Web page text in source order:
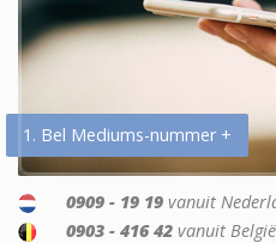
1. Bel Mediums-nummer +
0909 - 19 19 vanuit
0903 - 416 42 vanuit België